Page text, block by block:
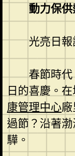
動力保
光亮日
春節時
日的喜慶。
康管理中心
過節？沿著
驊。